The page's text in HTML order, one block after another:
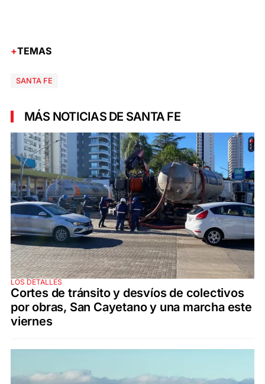
TEMAS
SANTA FE
MÁS NOTICIAS DE SANTA FE
LOS DETALLES
Cortes de tránsito y desvíos de colectivos
por obras, San Cayetano y una marcha este
viernes